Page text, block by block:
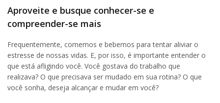
Aproveite e busque conhecer-se e
compreender-se mais
Frequentemente, comemos e bebemos para tentar aliviar o
estresse de nossas vidas. E, por isso, é importante entender o
que está afligindo você. Você gostava do trabalho que
realizava? O que precisava ser mudado em sua rotina? O que
você sonha, deseja alcançar e mudar em você?